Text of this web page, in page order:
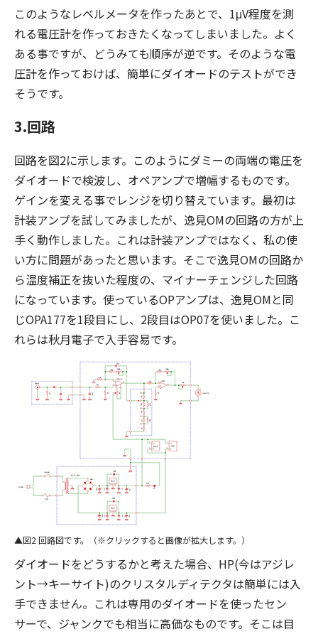
このようなレベルメータを作ったあとで、1μV程度を測
れる電圧計を作っておきたくなってしまいました。よく
ある事ですが、どうみても順序が逆です。そのような電
圧計を作っておけば、簡単にダイオードのテストができ
そうです。
3.回路
回路を図2に示します。このようにダミーの両端の電圧を
ダイオードで検波し、オペアンプで増幅するものです。
ゲインを変える事でレンジを切り替えています。最初は
計装アンプを試してみましたが、逸見OMの回路の方が上
手く動作しました。これは計装アンプではなく、私の使
い方に問題があったと思います。そこで逸見OMの回路か
ら温度補正を抜いた程度の、マイナーチェンジした回路
になっています。使っているOPアンプは、逸見OMと同
じOPA177を1段目にし、2段目はOP07を使いました。こ
れらは秋月電子で入手容易です。
図2 回路図です。（※クリックすると画像が拡大します。）
ダイオードをどうするかと考えた場合、HP(今はアジレ
ント→キーサイト)のクリスタルディテクタは簡単には入
手できません。これは専用のダイオードを使ったセン
サーで、ジャンクでも相当に高価なものです。そこは目